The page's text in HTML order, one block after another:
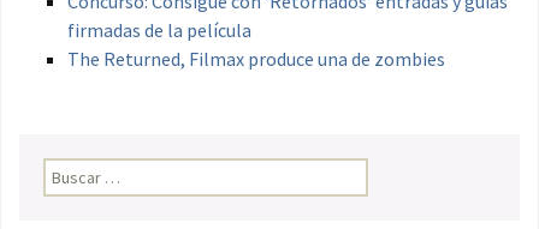
firmadas de la película
The Returned, Filmax produce una de zombies
Buscar: